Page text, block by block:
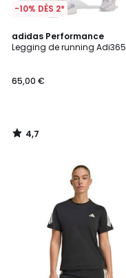
-10% DÈS 2*
adidas Performance
Legging de running Adi365
65,00 €
4,7
/ 5
4,7
/